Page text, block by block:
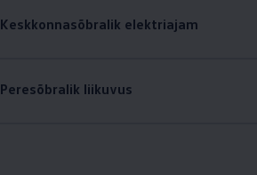
Keskkonnasõbralik elektriajam
Peresõbralik liikuvus